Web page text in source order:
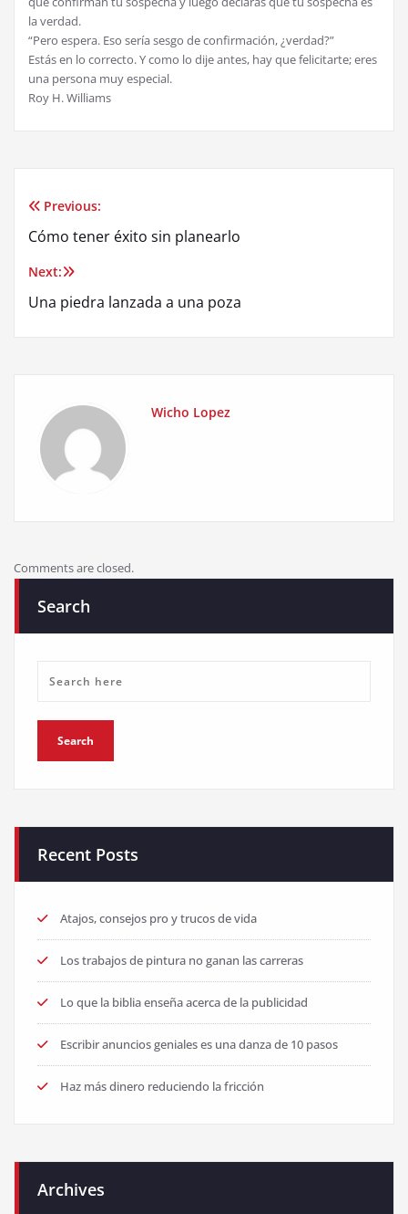
la verdad.
“Pero espera. Eso sería sesgo de confirmación, ¿verdad?”
Estás en lo correcto. Y como lo dije antes, hay que felicitarte; eres
una persona muy especial.
Roy H. Williams
Post
navigation
Previous:
Cómo tener éxito sin planearlo
Next:
Una piedra lanzada a una poza
Wicho Lopez
Comments are closed.
Search
Recent Posts
Atajos, consejos pro y trucos de vida
Los trabajos de pintura no ganan las carreras
Lo que la biblia enseña acerca de la publicidad
Escribir anuncios geniales es una danza de 10 pasos
Haz más dinero reduciendo la fricción
Archives